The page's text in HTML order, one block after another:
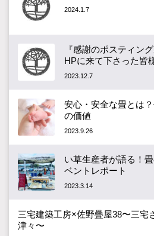
2024.1.7
『感謝のポスティン
HPに来て下さった皆
2023.12.7
安心・安全な畳とは
の価値
2023.9.26
い草生産者が語る！
ベントレポート
2023.3.14
三宅建築工房×佐野疊屋38〜三宅
津々〜